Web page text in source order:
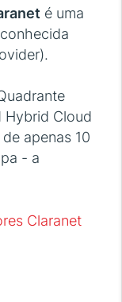
é uma
Hybrid Cloud
apenas 10
- a
Claranet